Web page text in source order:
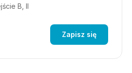
B, II
Zapisz się